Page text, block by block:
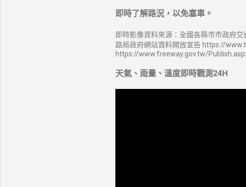
即時了解路況，以免塞車。
即時影像資料來源：全國各縣市市政府
路局政府網站資料開放宣告 https://
https://www.freeway.gov.tw/
天氣、雨量、溫度即時觀測24H